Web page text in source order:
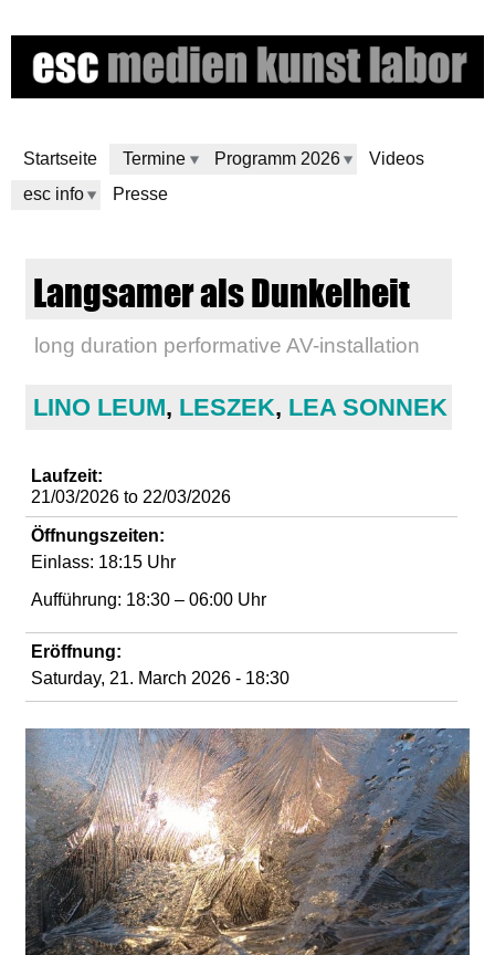
to
main
Startseite
Termine Programm 2026
Videos
esc info
Presse
m
d
e
k
u
n
s
Langsamer als Dunkelheit
long duration performative AV-installation
LINO LEUM, LESZEK, LEA SONNEK
Laufzeit:
21/03/2026to 22/03/2026
Öffnungszeiten:
Einlass: 18:15 Uhr
Aufführung: 18:30 – 06:00 Uhr
Eröffnung:
Saturday, 21. March 2026 - 18:30